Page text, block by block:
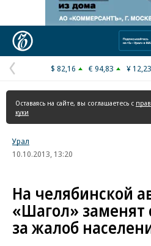
Предыдущая
страница
$ 82,16 € 94,83 ¥ 12,23
Оставаясь на сайте, вы соглашаетесь с
куки
Урал
10.10.2013, 13:20
На челябинской
«Шагол» заменят
за жалоб